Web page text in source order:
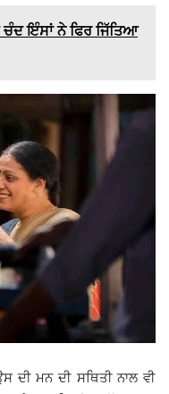
ਇੰਸਾਂ ਨੇ ਫਿਰ ਜਿੱਤਿਆ
ਦੀ ਮਨ ਦੀ ਸਥਿਤੀ ਨਾਲ ਵੀ